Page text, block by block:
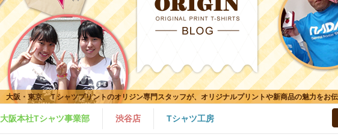
大阪・東京、Ｔシャツプリントのオリジン専門スタッフが、オリジナルプリントや新商品の魅力をお
大阪本社Tシャツ事業部 渋谷店 Tシャツ工房